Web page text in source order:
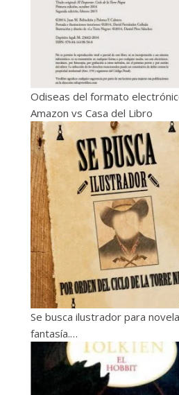
Odiseas del formato
Amazon vs Casa del Libro
Se busca ilustrador para
fantasía.…